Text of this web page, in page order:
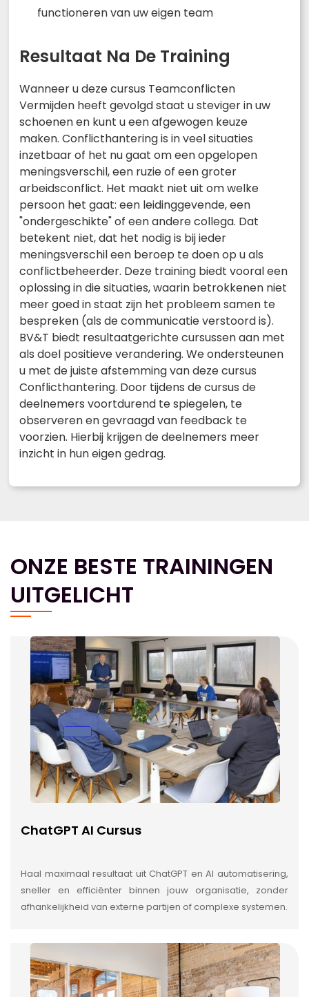
functioneren van uw eigen team
Resultaat Na De Training
Wanneer u deze cursus Teamconflicten
Vermijden heeft gevolgd staat u steviger in uw
schoenen en kunt u een afgewogen keuze
maken. Conflicthantering is in veel situaties
inzetbaar of het nu gaat om een opgelopen
meningsverschil, een ruzie of een groter
arbeidsconflict. Het maakt niet uit om welke
persoon het gaat: een leidinggevende, een
"ondergeschikte" of een andere collega. Dat
betekent niet, dat het nodig is bij ieder
meningsverschil een beroep te doen op u als
conflictbeheerder. Deze training biedt vooral een
oplossing in die situaties, waarin betrokkenen niet
meer goed in staat zijn het probleem samen te
bespreken (als de communicatie verstoord is).
BV&T biedt resultaatgerichte cursussen aan met
als doel positieve verandering. We ondersteunen
u met de juiste afstemming van deze cursus
Conflicthantering. Door tijdens de cursus de
deelnemers voortdurend te spiegelen, te
observeren en gevraagd van feedback te
voorzien. Hierbij krijgen de deelnemers meer
inzicht in hun eigen gedrag.
ONZE BESTE TRAININGEN
UITGELICHT
ChatGPT AI Cursus
Haal maximaal resultaat uit ChatGPT en AI automatisering,
sneller en efficiënter binnen jouw organisatie, zonder
afhankelijkheid van externe partijen of complexe systemen.